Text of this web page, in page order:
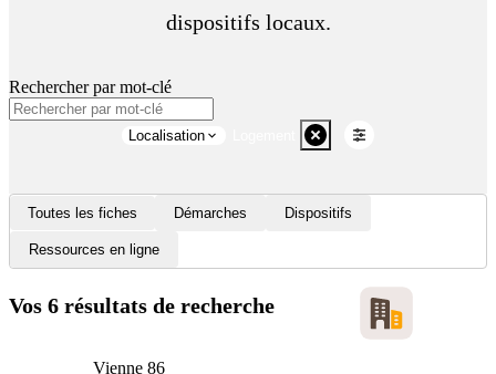
dispositifs locaux.
Rechercher par mot-clé
Localisation
Toutes les fiches Démarches Dispositifs
Ressources en ligne
Vos 6 résultats de recherche
Vienne 86